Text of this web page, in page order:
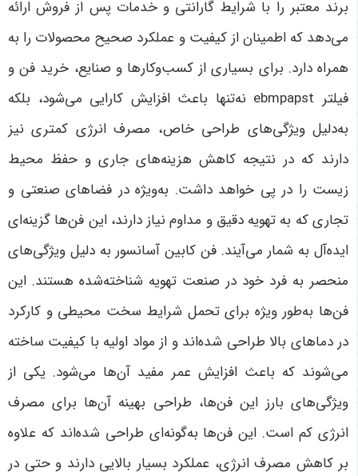
برند معتبر را با شرایط گارانتی و خدمات پس از فروش ارائه
می‌دهد که اطمینان از کیفیت و عملکرد صحیح محصولات را به
همراه دارد. برای بسیاری از کسب‌وکارها و صنایع، خرید فن و
فیلتر ebmpapst نه‌تنها باعث افزایش کارایی می‌شود، بلکه
به‌دلیل ویژگی‌های طراحی خاص، مصرف انرژی کمتری نیز
دارند که در نتیجه کاهش هزینه‌های جاری و حفظ محیط
زیست را در پی خواهد داشت. به‌ویژه در فضاهای صنعتی و
تجاری که به تهویه دقیق و مداوم نیاز دارند، این فن‌ها گزینه‌ای
ایده‌آل به شمار می‌آیند.فن کابین آسانسور به دلیل ویژگی‌های
منحصر به فرد خود در صنعت تهویه شناخته‌شده هستند. این
فن‌ها به‌طور ویژه برای تحمل شرایط سخت محیطی و کارکرد
در دماهای بالا طراحی شده‌اند و از مواد اولیه با کیفیت ساخته
می‌شوند که باعث افزایش عمر مفید آن‌ها می‌شود. یکی از
ویژگی‌های بارز این فن‌ها، طراحی بهینه آن‌ها برای مصرف
انرژی کم است. این فن‌ها به‌گونه‌ای طراحی شده‌اند که علاوه
بر کاهش مصرف انرژی، عملکرد بسیار بالایی دارند و حتی در